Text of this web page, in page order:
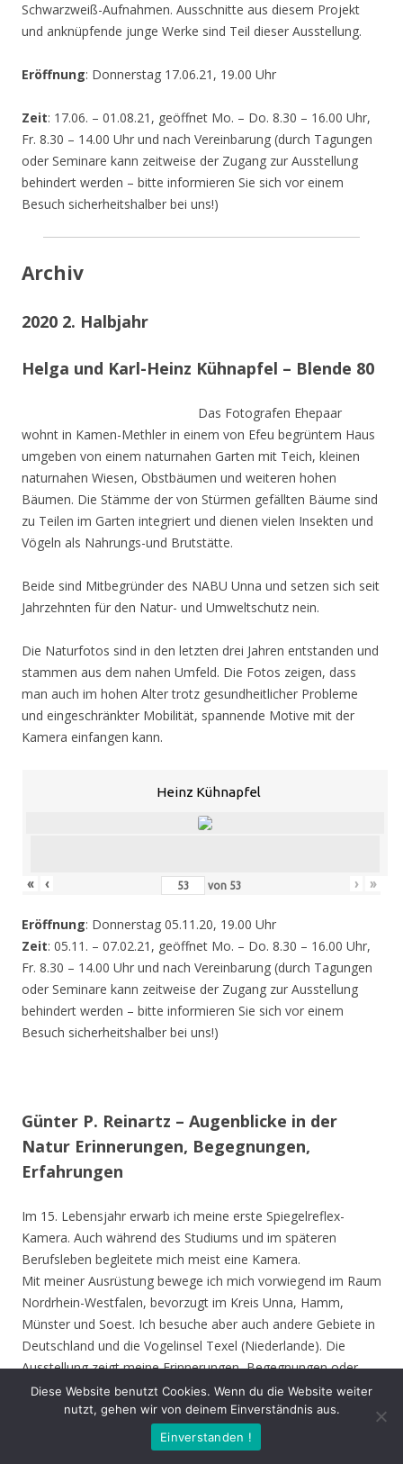
Schwarzweiß-Aufnahmen. Ausschnitte aus diesem Projekt
und anknüpfende junge Werke sind Teil dieser Ausstellung.
Eröffnung: Donnerstag 17.06.21, 19.00 Uhr
Zeit: 17.06. – 01.08.21, geöffnet Mo. – Do. 8.30 – 16.00 Uhr,
Fr. 8.30 – 14.00 Uhr und nach Vereinbarung (durch Tagungen
oder Seminare kann zeitweise der Zugang zur Ausstellung
behindert werden – bitte informieren Sie sich vor einem
Besuch sicherheitshalber bei uns!)
Archiv
2020 2. Halbjahr
Helga und Karl-Heinz Kühnapfel – Blende 80
Das Fotografen Ehepaar
wohnt in Kamen-Methler in einem von Efeu begrüntem Haus
umgeben von einem naturnahen Garten mit Teich, kleinen
naturnahen Wiesen, Obstbäumen und weiteren hohen
Bäumen. Die Stämme der von Stürmen gefällten Bäume sind
zu Teilen im Garten integriert und dienen vielen Insekten und
Vögeln als Nahrungs-und Brutstätte.
Beide sind Mitbegründer des NABU Unna und setzen sich seit
Jahrzehnten für den Natur- und Umweltschutz nein.
Die Naturfotos sind in den letzten drei Jahren entstanden und
stammen aus dem nahen Umfeld. Die Fotos zeigen, dass
man auch im hohen Alter trotz gesundheitlicher Probleme
und eingeschränkter Mobilität, spannende Motive mit der
Kamera einfangen kann.
Heinz Kühnapfel
« ‹ von 53 › »
Eröffnung: Donnerstag 05.11.20, 19.00 Uhr
Zeit: 05.11. – 07.02.21, geöffnet Mo. – Do. 8.30 – 16.00 Uhr,
Fr. 8.30 – 14.00 Uhr und nach Vereinbarung (durch Tagungen
oder Seminare kann zeitweise der Zugang zur Ausstellung
behindert werden – bitte informieren Sie sich vor einem
Besuch sicherheitshalber bei uns!)
Günter P. Reinartz – Augenblicke in der
Natur Erinnerungen, Begegnungen,
Erfahrungen
Im 15. Lebensjahr erwarb ich meine erste Spiegelreflex-
Kamera. Auch während des Studiums und im späteren
Berufsleben begleitete mich meist eine Kamera.
Mit meiner Ausrüstung bewege ich mich vorwiegend im Raum
Nordrhein-Westfalen, bevorzugt im Kreis Unna, Hamm,
Münster und Soest. Ich besuche aber auch andere Gebiete in
Deutschland und die Vogelinsel Texel (Niederlande). Die
Ausstellung zeigt meine Erinnerungen, Begegnungen oder
Erfahrungen mit der Natur. Ich zeige ungewöhnliche
Zeichnung an Tieren und seltene Gäste wie Ibis, Löffler oder
Schwarzstorch. Mal faszinierte mich ein Käfer, die Art in der
er seine Flügel faltet, die besondere Stärke einer Ameise oder
Diese Website benutzt Cookies. Wenn du die Website weiter
nutzt, gehen wir von deinem Einverständnis aus.
Einverstanden !